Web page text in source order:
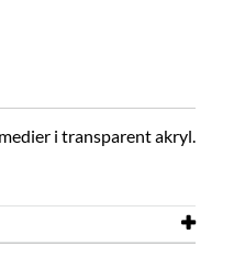
i transparent akryl.